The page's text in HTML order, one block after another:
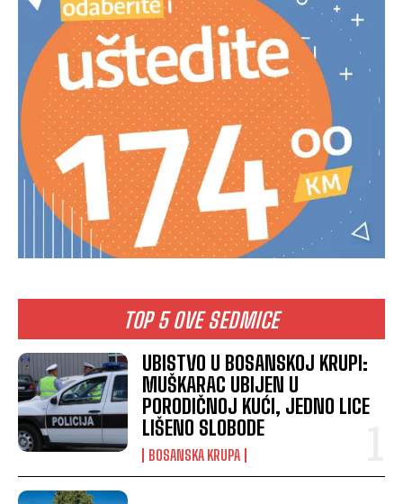
TOP 5 OVE SEDMICE
UBISTVO U BOSANSKOJ KRUPI:
MUŠKARAC UBIJEN U
PORODIČNOJ KUĆI, JEDNO LICE
LIŠENO SLOBODE
BOSANSKA KRUPA